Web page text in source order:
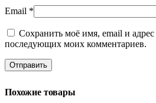
Email *
Сохранить моё имя, email и адрес
последующих моих комментариев.
Похожие товары